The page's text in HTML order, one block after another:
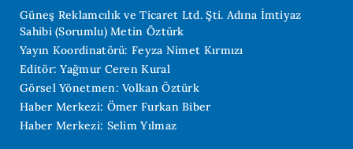
Güneş Reklamcılık ve Ticaret Ltd. Şti. Adına İmtiyaz
Sahibi (Sorumlu) Metin Öztürk
Yayın Koordinatörü: Feyza Nimet Kırmızı
Editör: Yağmur Ceren Kural
Görsel Yönetmen: Volkan Öztürk
Haber Merkezi: Ömer Furkan Biber
Haber Merkezi: Selim Yılmaz